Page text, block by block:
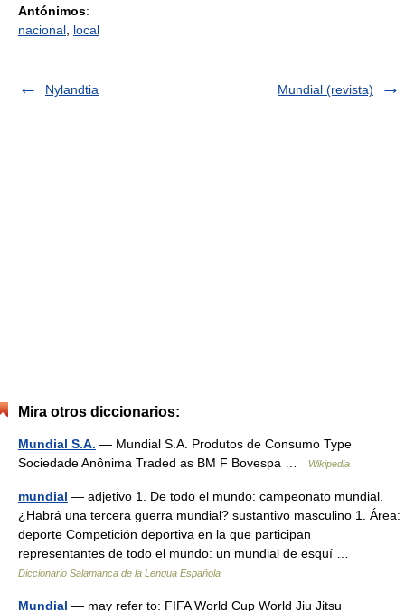
Antónimos:
nacional local
Nylandtia Mundial (revista)
Mira otros diccionarios:
Mundial S.A. — Mundial S.A. Produtos de Consumo Type
Sociedade Anônima Traded as BM F Bovespa …
Wikipedia
mundial — adjetivo 1. De todo el mundo: campeonato mundial.
¿Habrá una tercera guerra mundial? sustantivo masculino 1. Área:
deporte Competición deportiva en la que participan
representantes de todo el mundo: un mundial de esquí …
Diccionario Salamanca de la Lengua Española
Mundial — may refer to: FIFA World Cup World Jiu Jitsu